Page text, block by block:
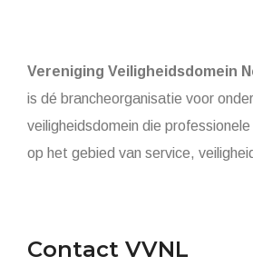
Vereniging Veiligheidsdomein
is dé brancheorganisatie voor
veiligheidsdomein die
op het gebied van service,
Contact VVNL